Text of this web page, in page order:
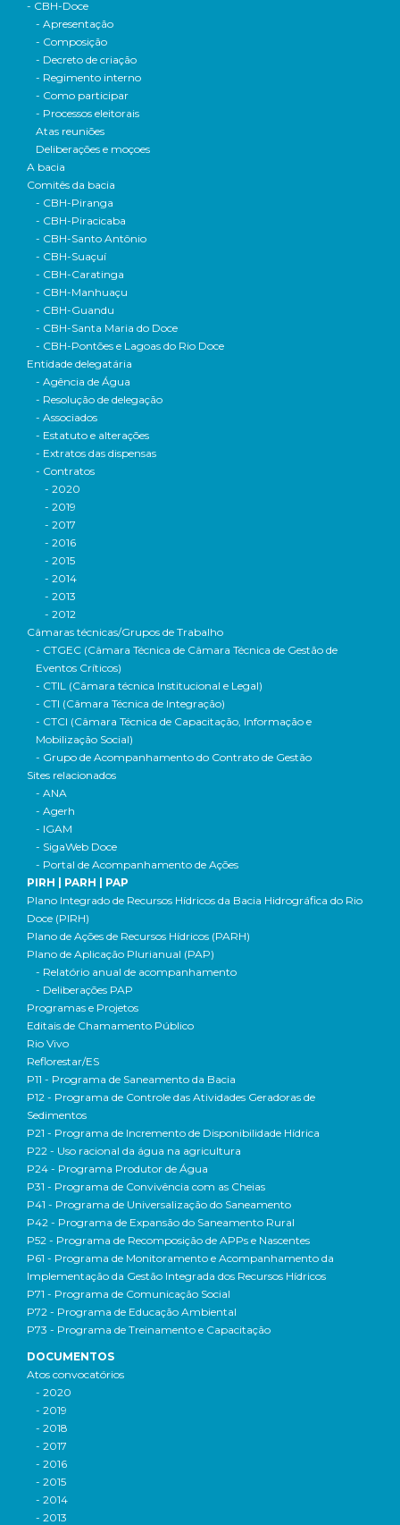
- CBH-Doce
- Apresentação
- Composição
- Decreto de criação
- Regimento interno
- Como participar
- Processos eleitorais
Atas reuniões
Deliberações e moçoes
A bacia
Comitês da bacia
- CBH-Piranga
- CBH-Piracicaba
- CBH-Santo Antônio
- CBH-Suaçuí
- CBH-Caratinga
- CBH-Manhuaçu
- CBH-Guandu
- CBH-Santa Maria do Doce
- CBH-Pontões e Lagoas do Rio Doce
Entidade delegatária
- Agência de Água
- Resolução de delegação
- Associados
- Estatuto e alterações
- Extratos das dispensas
- Contratos
- 2020
- 2019
- 2017
- 2016
- 2015
- 2014
- 2013
- 2012
Câmaras técnicas/Grupos de Trabalho
- CTGEC (Câmara Técnica de Câmara Técnica de Gestão de
Eventos Críticos)
- CTIL (Câmara técnica Institucional e Legal)
- CTI (Câmara Técnica de Integração)
- CTCI (Câmara Técnica de Capacitação, Informação e
Mobilização Social)
- Grupo de Acompanhamento do Contrato de Gestão
Sites relacionados
- ANA
- Agerh
- IGAM
- SigaWeb Doce
- Portal de Acompanhamento de Ações
PIRH | PARH | PAP
Plano Integrado de Recursos Hídricos da Bacia Hidrográfica do Rio
Doce (PIRH)
Plano de Ações de Recursos Hídricos (PARH)
Plano de Aplicação Plurianual (PAP)
- Relatório anual de acompanhamento
- Deliberações PAP
Programas e Projetos
Editais de Chamamento Público
Rio Vivo
Reflorestar/ES
P11 - Programa de Saneamento da Bacia
P12 - Programa de Controle das Atividades Geradoras de
Sedimentos
P21 - Programa de Incremento de Disponibilidade Hídrica
P22 - Uso racional da água na agricultura
P24 - Programa Produtor de Água
P31 - Programa de Convivência com as Cheias
P41 - Programa de Universalização do Saneamento
P42 - Programa de Expansão do Saneamento Rural
P52 - Programa de Recomposição de APPs e Nascentes
P61 - Programa de Monitoramento e Acompanhamento da
Implementação da Gestão Integrada dos Recursos Hídricos
P71 - Programa de Comunicação Social
P72 - Programa de Educação Ambiental
P73 - Programa de Treinamento e Capacitação
DOCUMENTOS
Atos convocatórios
- 2020
- 2019
- 2018
- 2017
- 2016
- 2015
- 2014
- 2013